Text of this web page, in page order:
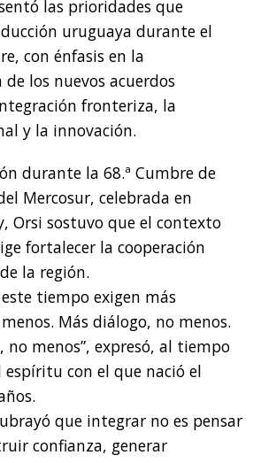
las prioridades que
uruguaya durante el
con énfasis en la
los nuevos acuerdos
fronteriza, la
y la innovación.
durante la 68.ª Cumbre de
Mercosur, celebrada en
Orsi sostuvo que el contexto
fortalecer la cooperación
la región.
este tiempo exigen más
Más diálogo, no menos.
no menos”, expresó, al tiempo
con el que nació el
que integrar no es pensar
confianza, generar